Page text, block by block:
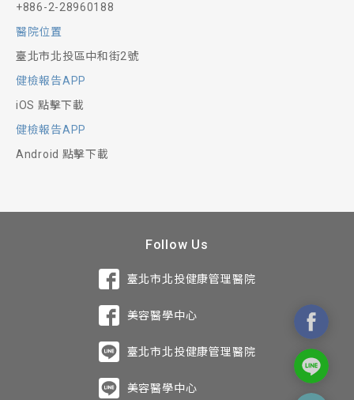
+886-2-28960188
醫院位置
臺北市北投區中和街2號
健檢報告APP
iOS 點擊下載
健檢報告APP
Android 點擊下載
Follow Us
臺北市北投健康管理醫院
美容醫學中心
臺北市北投健康管理醫院
美容醫學中心